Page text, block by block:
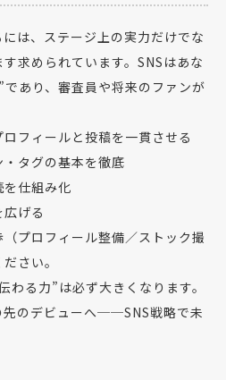
は、ステージ上の実力だけでな
求められています。SNSはあな
あり、審査員や将来のファンが
フィールと投稿を一貫させる
タグの基本を徹底
仕組み化
げる
プロフィール整備／ストック撮
さい。
わる力”は必ず大きくなります。
先のデビューへ──SNS戦略で未